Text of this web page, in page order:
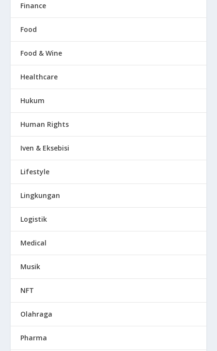
Finance
Food
Food & Wine
Healthcare
Hukum
Human Rights
Iven & Eksebisi
Lifestyle
Lingkungan
Logistik
Medical
Musik
NFT
Olahraga
Pharma